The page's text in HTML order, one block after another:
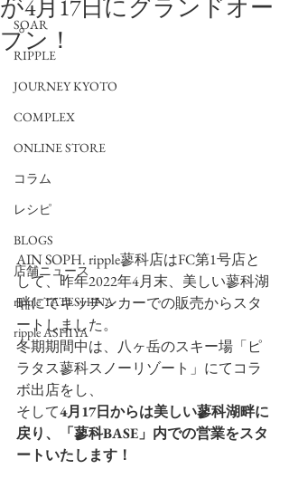
SOAR
RIPPLE
JOURNEY KYOTO
COMPLEX
ONLINE STORE
コラム
レシピ
BLOGS
店舗ニュース
ripple TATESHINA
ripple ASHIYA
が4月17日にグランドオー
プン！
AIN SOPH. ripple蓼科店はFC第1号店と
して、昨年2022年4月末、美しい蓼科湖
畔にてキッチンカーでの販売からスタ
ートしました。
冬期期間中は、八ヶ岳のスキー場「ピ
ラタス蓼科スノーリゾート」にてコラ
ボ出店をし、
そして4月17日からは美しい蓼科湖畔に
戻り、「蓼科BASE」内での営業をスタ
ートいたします！